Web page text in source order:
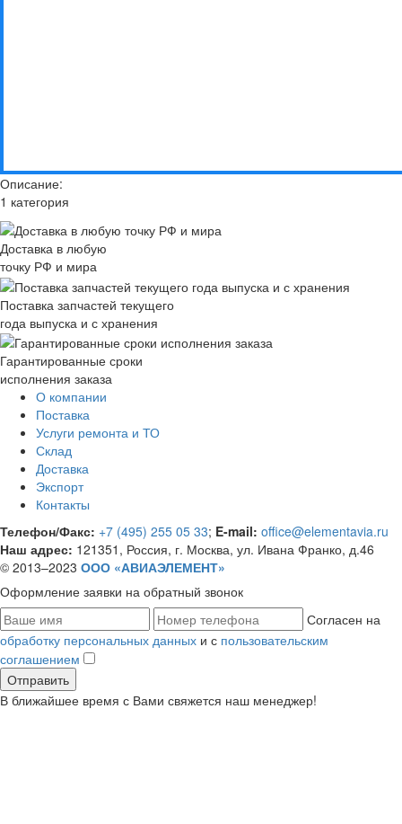
Описание:
1 категория
Доставка в любую
точку РФ и мира
Поставка запчастей текущего
года выпуска и с хранения
Гарантированные сроки
исполнения заказа
О компании
Поставка
Услуги ремонта и ТО
Склад
Доставка
Экспорт
Контакты
Телефон/Факс: +7 (495) 255 05 33; E-mail: office@elementavia.ru
Наш адрес: 121351, Россия, г. Москва, ул. Ивана Франко, д.46
© 2013–2023 ООО «АВИАЭЛЕМЕНТ»
Оформление заявки на обратный звонок
Согласен на
обработку персональных данных и с пользовательским
соглашением
В ближайшее время с Вами свяжется наш менеджер!